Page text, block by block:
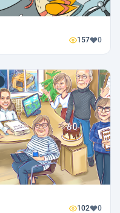
157 0
102 0